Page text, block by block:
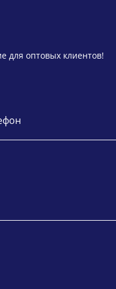
для оптовых клиентов!